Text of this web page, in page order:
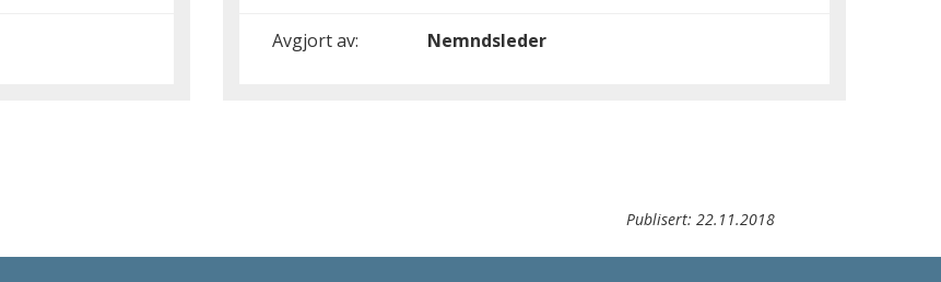
Avgjort av: Nemndsleder
Publisert: 22.11.2018